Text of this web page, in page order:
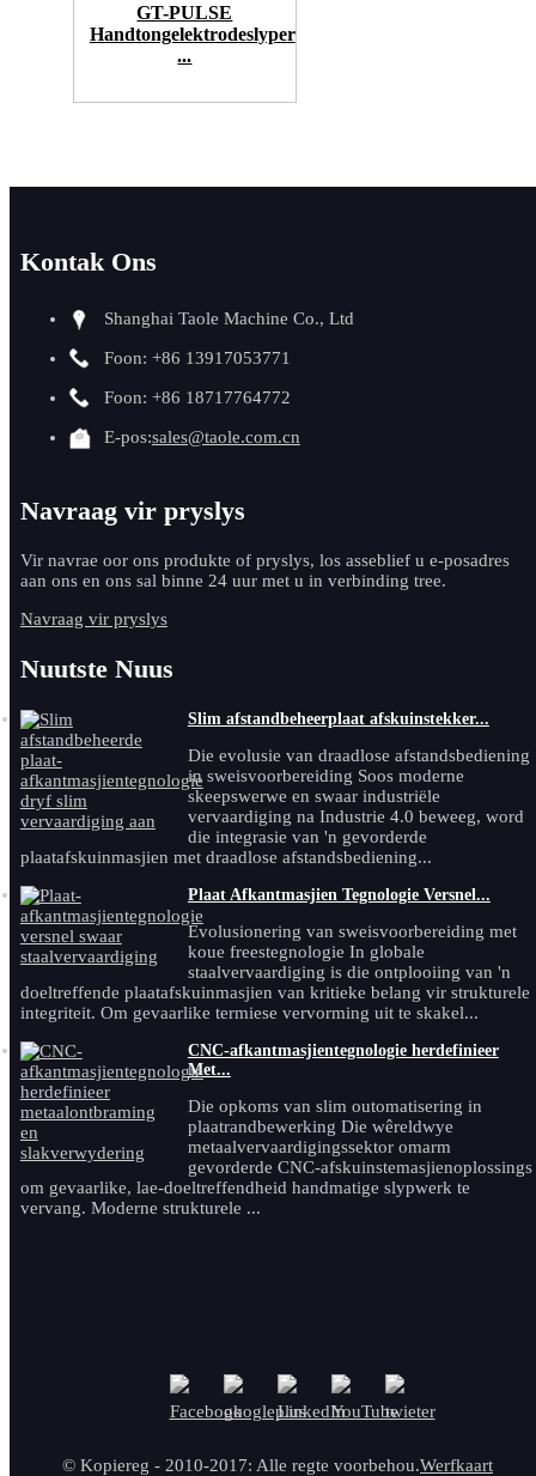
GT-PULSE
Handtongelektrodeslyper
...
Kontak Ons
Shanghai Taole Machine Co., Ltd
Foon: +86 13917053771
Foon: +86 18717764772
E-pos:sales@taole.com.cn
Navraag vir pryslys
Vir navrae oor ons produkte of pryslys, los asseblief u e-posadres
aan ons en ons sal binne 24 uur met u in verbinding tree.
Navraag vir pryslys
Nuutste Nuus
Slim afstandbeheerplaat afskuinstekker...
Die evolusie van draadlose afstandsbediening
in sweisvoorbereiding Soos moderne
skeepswerwe en swaar industriële
vervaardiging na Industrie 4.0 beweeg, word
die integrasie van 'n gevorderde
plaatafskuinmasjien met draadlose afstandsbediening...
Plaat Afkantmasjien Tegnologie Versnel...
Evolusionering van sweisvoorbereiding met
koue freestegnologie In globale
staalvervaardiging is die ontplooiing van 'n
doeltreffende plaatafskuinmasjien van kritieke belang vir strukturele
integriteit. Om gevaarlike termiese vervorming uit te skakel...
CNC-afkantmasjientegnologie herdefinieer
Met...
Die opkoms van slim outomatisering in
plaatrandbewerking Die wêreldwye
metaalvervaardigingssektor omarm
gevorderde CNC-afskuinstemasjienoplossings
om gevaarlike, lae-doeltreffendheid handmatige slypwerk te
vervang. Moderne strukturele ...
© Kopiereg - 2010-2017: Alle regte voorbehou.Werfkaart